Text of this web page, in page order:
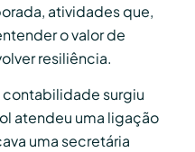
atividades que,
o valor de
resiliência.
surgiu
atendeu uma ligação
uma secretária